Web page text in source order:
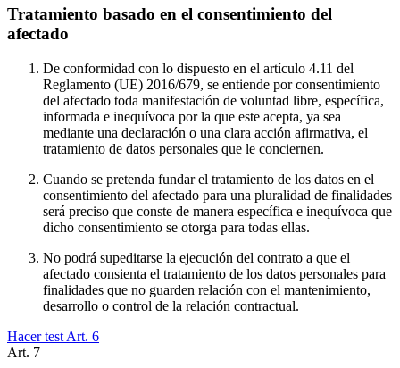
Tratamiento basado en el consentimiento del
afectado
De conformidad con lo dispuesto en el artículo 4.11 del
Reglamento (UE) 2016/679, se entiende por consentimiento
del afectado toda manifestación de voluntad libre, específica,
informada e inequívoca por la que este acepta, ya sea
mediante una declaración o una clara acción afirmativa, el
tratamiento de datos personales que le conciernen.
Cuando se pretenda fundar el tratamiento de los datos en el
consentimiento del afectado para una pluralidad de finalidades
será preciso que conste de manera específica e inequívoca que
dicho consentimiento se otorga para todas ellas.
No podrá supeditarse la ejecución del contrato a que el
afectado consienta el tratamiento de los datos personales para
finalidades que no guarden relación con el mantenimiento,
desarrollo o control de la relación contractual.
Hacer test Art. 6
Art. 7